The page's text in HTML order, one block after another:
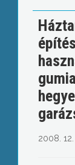
2008. 12.